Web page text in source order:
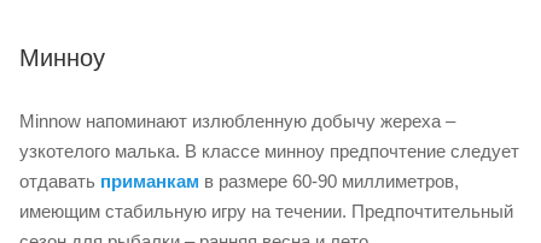
Минноу
Minnow напоминают излюбленную добычу жереха –
узкотелого малька. В классе минноу предпочтение следует
отдавать приманкам в размере 60-90 миллиметров,
имеющим стабильную игру на течении. Предпочтительный